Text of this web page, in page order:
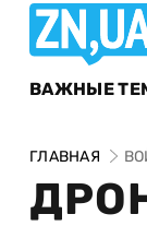
ВАЖНЫЕ
ГЛАВНАЯ